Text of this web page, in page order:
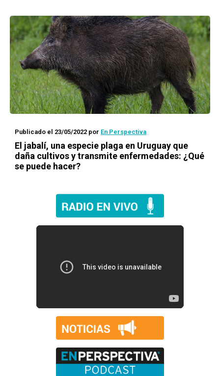
Publicado el 23/05/2022 por En Perspectiva
El jabalí, una especie plaga en Uruguay que
daña cultivos y transmite enfermedades: ¿Qué
se puede hacer?